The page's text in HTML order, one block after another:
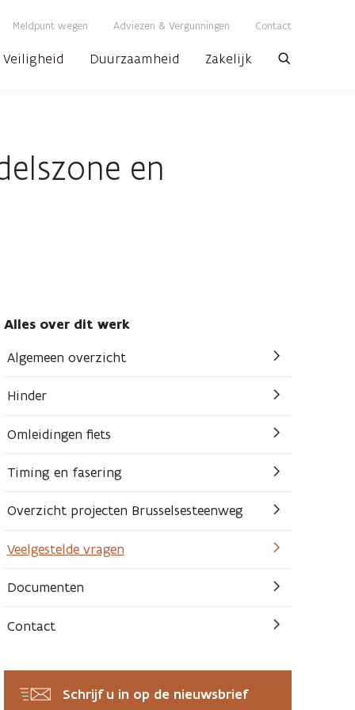
Meldpunt wegen Adviezen & Vergunningen Contact
Veiligheid Duurzaamheid Zakelijk
en
Alles over dit werk
Algemeen overzicht
Hinder
Omleidingen fiets
Timing en fasering
Overzicht projecten Brusselsesteenweg
Veelgestelde vragen
Documenten
Contact
Schrijf u in op de nieuwsbrief